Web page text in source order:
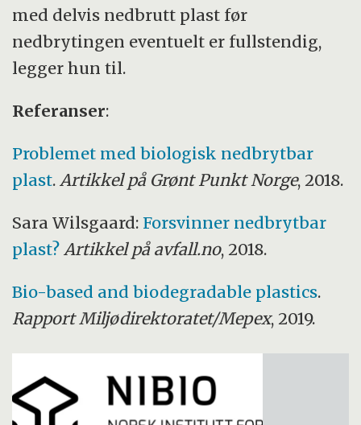
med delvis nedbrutt plast før
nedbrytingen eventuelt er fullstendig,
legger hun til.
Referanser:
Problemet med biologisk nedbrytbar
plast. Artikkel på Grønt Punkt Norge, 2018.
Sara Wilsgaard:Forsvinner nedbrytbar
plast? Artikkel på avfall.no, 2018.
Bio-based and biodegradable plastics.
Rapport Miljødirektoratet/Mepex, 2019.